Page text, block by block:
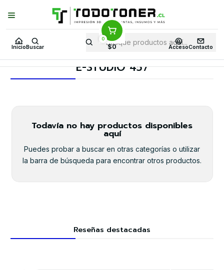
Inicio Buscar
0
$0 AccesoContacto
Puedes Elegir: Comprar enTienda· Despachoa Todo Chile · Retiro en
Tienda en24 Horas
Inicio Toner y tambor Toner Alternativo TOSHIBA
Equipos TOSHIBA E-STUDIO 457
E-STUDIO 457
Todavía no hay productos disponibles
aquí
Puedes probar a buscar en otras categorías o utilizar
la barra de búsqueda para encontrar otros productos.
Reseñas destacadas